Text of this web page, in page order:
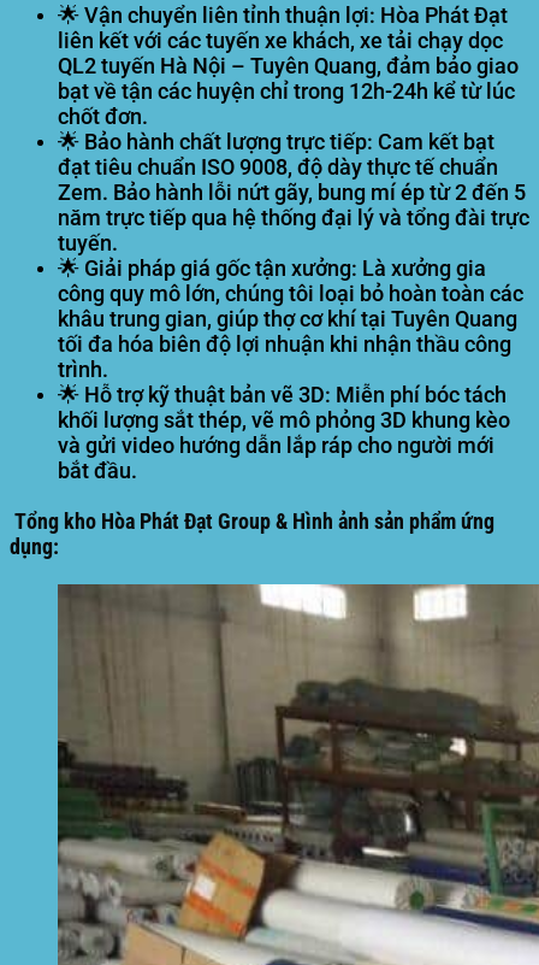
🌟Vận chuyển liên tỉnh thuận lợi: Hòa Phát Đạt
liên kết với các tuyến xe khách, xe tải chạy dọc
QL2 tuyến Hà Nội – Tuyên Quang, đảm bảo giao
bạt về tận các huyện chỉ trong 12h-24h kể từ lúc
chốt đơn.
🌟 Bảo hành chất lượng trực tiếp: Cam kết bạt
đạt tiêu chuẩn ISO 9008, độ dày thực tế chuẩn
Zem. Bảo hành lỗi nứt gãy, bung mí ép từ 2 đến 5
năm trực tiếp qua hệ thống đại lý và tổng đài trực
tuyến.
🌟 Giải pháp giá gốc tận xưởng: Là xưởng gia
công quy mô lớn, chúng tôi loại bỏ hoàn toàn các
khâu trung gian, giúp thợ cơ khí tại Tuyên Quang
tối đa hóa biên độ lợi nhuận khi nhận thầu công
trình.
🌟 Hỗ trợ kỹ thuật bản vẽ 3D: Miễn phí bóc tách
khối lượng sắt thép, vẽ mô phỏng 3D khung kèo
và gửi video hướng dẫn lắp ráp cho người mới
bắt đầu.
Tổng kho Hòa Phát Đạt Group & Hình ảnh sản phẩm ứng
dụng: